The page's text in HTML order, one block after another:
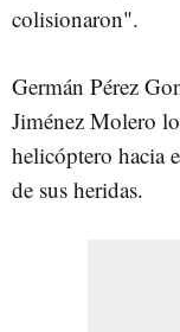
colisionaron".
Germán Pérez
Jiménez Molero
helicóptero hacia
de sus heridas.